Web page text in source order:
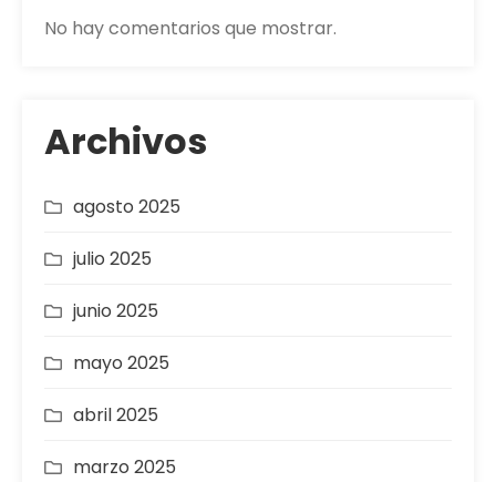
No hay comentarios que mostrar.
Archivos
agosto 2025
julio 2025
junio 2025
mayo 2025
abril 2025
marzo 2025